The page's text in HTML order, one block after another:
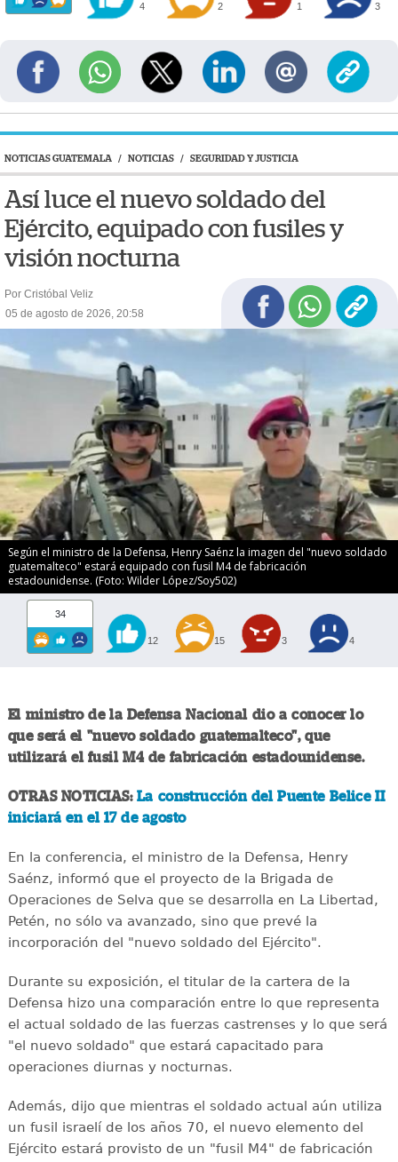
4 2 1 3
NOTICIAS GUATEMALA / NOTICIAS / SEGURIDAD Y JUSTICIA
Así luce el nuevo soldado del
Ejército, equipado con fusiles y
visión nocturna
Por Cristóbal Veliz
05 de agosto de 2026, 20:58
Según el ministro de la Defensa, Henry Saénz la imagen del "nuevo soldado
guatemalteco" estará equipado con fusil M4 de fabricación
estadounidense. (Foto: Wilder López/Soy502)
34
12 15 3 4
El ministro de la Defensa Nacional dio a conocer lo
que será el "nuevo soldado guatemalteco", que
utilizará el fusil M4 de fabricación estadounidense.
OTRAS NOTICIAS:La construcción del Puente Belice II
iniciará en el 17 de agosto
En la conferencia, el ministro de la Defensa, Henry
Saénz, informó que el proyecto de la Brigada de
Operaciones de Selva que se desarrolla en La Libertad,
Petén, no sólo va avanzado, sino que prevé la
incorporación del "nuevo soldado del Ejército".
Durante su exposición, el titular de la cartera de la
Defensa hizo una comparación entre lo que representa
el actual soldado de las fuerzas castrenses y lo que será
"el nuevo soldado" que estará capacitado para
operaciones diurnas y nocturnas.
Además, dijo que mientras el soldado actual aún utiliza
un fusil israelí de los años 70, el nuevo elemento del
Ejército estará provisto de un "fusil M4" de fabricación